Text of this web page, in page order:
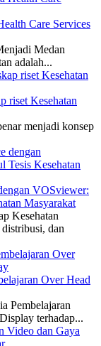
Care Services
Medan
adalah...
riset Kesehatan
menjadi konsep
VOSviewer:
Masyarakat
Kesehatan
dan
Over Head
Pembelajaran
terhadap...